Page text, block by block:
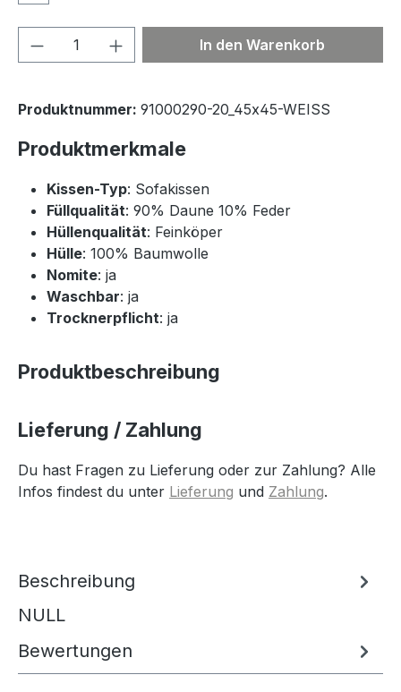
Produkt Anzahl: Gib denIn den Warenkorb
Produktnummer: 91000290-20_45x45-WEISS
Produktmerkmale
Kissen-Typ: Sofakissen
Füllqualität: 90% Daune 10% Feder
Hüllenqualität: Feinköper
Hülle: 100% Baumwolle
Nomite: ja
Waschbar: ja
Trocknerpflicht: ja
Produktbeschreibung
Lieferung / Zahlung
Du hast Fragen zu Lieferung oder zur Zahlung? Alle
Infos findest du unter Lieferung und Zahlung.
Beschreibung
NULL
Bewertungen